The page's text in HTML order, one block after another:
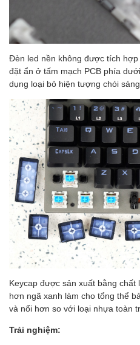
Đèn led nền không được tích
đặt ẩn ở tấm mạch PCB phía
dụng loại bỏ hiện tượng chói
Keycap được sản xuất bằng chất
hơn ngã xanh làm cho tổng thể
và nổi hơn so với loại nhựa toàn
Trải nghiệm: